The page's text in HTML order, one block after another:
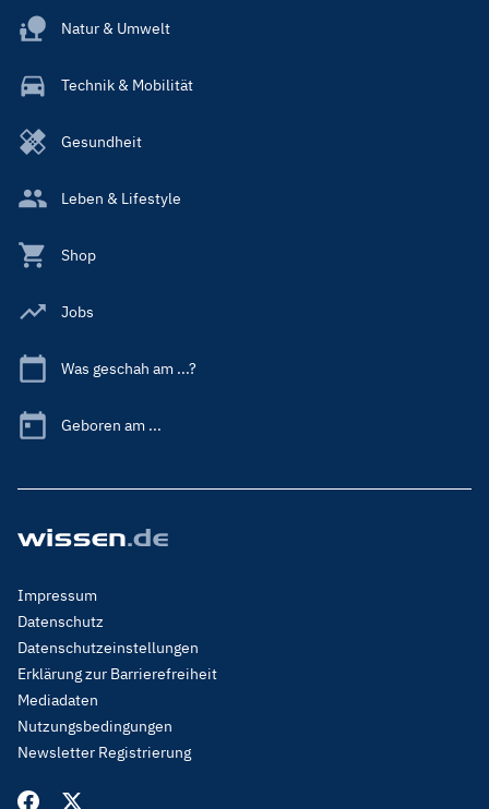
Natur & Umwelt
Technik & Mobilität
Gesundheit
Leben & Lifestyle
Shop
Jobs
Was geschah am ...?
Geboren am ...
Footer
Menu
Legal
Impressum
Datenschutz
Datenschutzeinstellungen
Erklärung zur Barrierefreiheit
Mediadaten
Nutzungsbedingungen
Newsletter Registrierung